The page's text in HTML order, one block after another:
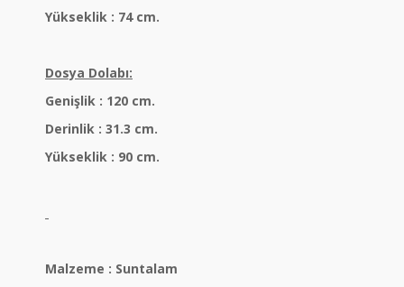
Yükseklik : 74 cm.
Dosya Dolabı:
Genişlik : 120 cm.
Derinlik : 31.3 cm.
Yükseklik : 90 cm.
Malzeme : Suntalam